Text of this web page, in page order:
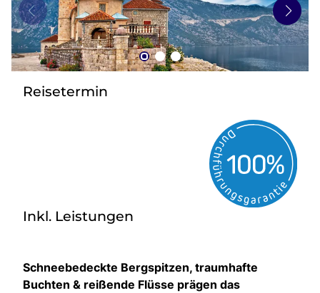
zurück zu HOFER REISEN
Reisetermin
Inkl. Leistungen
Schneebedeckte Bergspitzen, traumhafte
Buchten & reißende Flüsse prägen das